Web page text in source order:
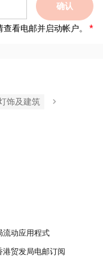
确认
看电邮并启动帐户。
饰及建筑
流动应用程式
港贸发局电邮订阅